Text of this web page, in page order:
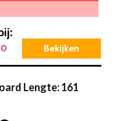
Bekijken
Lengte: 161